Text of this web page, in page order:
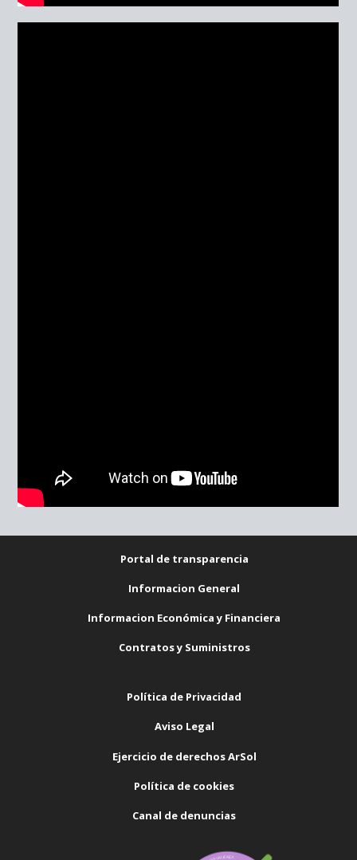
Portal de transparencia
Informacion General
Informacion Económica y Financiera
Contratos y Suministros
Política de Privacidad
Aviso Legal
Ejercicio de derechos ArSol
Política de cookies
Canal de denuncias